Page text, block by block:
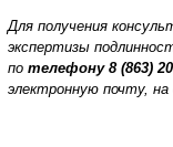
Для получения
экспертизы
по телефону 8 (863)
электронную почту,